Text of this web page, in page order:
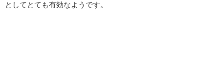
としてとても有効なようです。